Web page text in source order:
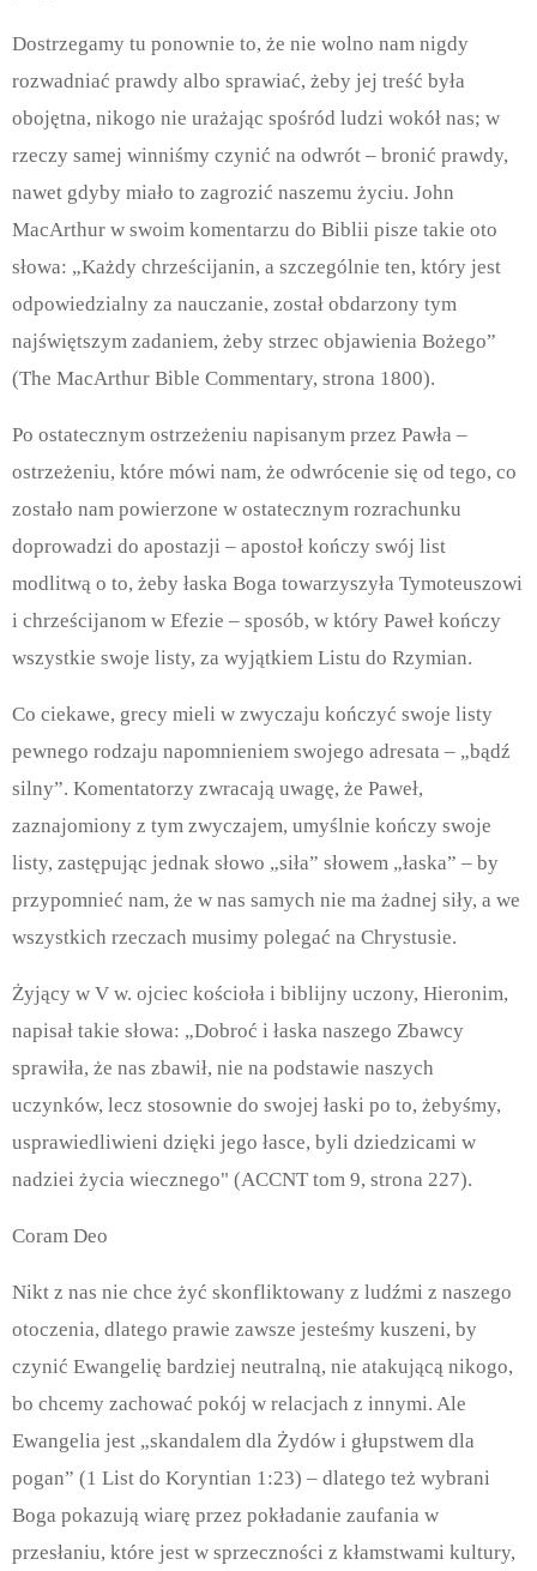
Dostrzegamy tu ponownie to, że nie wolno nam nigdy
rozwadniać prawdy albo sprawiać, żeby jej treść była
obojętna, nikogo nie urażając spośród ludzi wokół nas; w
rzeczy samej winniśmy czynić na odwrót – bronić prawdy,
nawet gdyby miało to zagrozić naszemu życiu. John
MacArthur w swoim komentarzu do Biblii pisze takie oto
słowa: „Każdy chrześcijanin, a szczególnie ten, który jest
odpowiedzialny za nauczanie, został obdarzony tym
najświętszym zadaniem, żeby strzec objawienia Bożego”
(The MacArthur Bible Commentary, strona 1800).
Po ostatecznym ostrzeżeniu napisanym przez Pawła –
ostrzeżeniu, które mówi nam, że odwrócenie się od tego, co
zostało nam powierzone w ostatecznym rozrachunku
doprowadzi do apostazji – apostoł kończy swój list
modlitwą o to, żeby łaska Boga towarzyszyła Tymoteuszowi
i chrześcijanom w Efezie – sposób, w który Paweł kończy
wszystkie swoje listy, za wyjątkiem Listu do Rzymian.
Co ciekawe, grecy mieli w zwyczaju kończyć swoje listy
pewnego rodzaju napomnieniem swojego adresata – „bądź
silny”. Komentatorzy zwracają uwagę, że Paweł,
zaznajomiony z tym zwyczajem, umyślnie kończy swoje
listy, zastępując jednak słowo „siła” słowem „łaska” – by
przypomnieć nam, że w nas samych nie ma żadnej siły, a we
wszystkich rzeczach musimy polegać na Chrystusie.
Żyjący w V w. ojciec kościoła i biblijny uczony, Hieronim,
napisał takie słowa: „Dobroć i łaska naszego Zbawcy
sprawiła, że nas zbawił, nie na podstawie naszych
uczynków, lecz stosownie do swojej łaski po to, żebyśmy,
usprawiedliwieni dzięki jego łasce, byli dziedzicami w
nadziei życia wiecznego" (ACCNT tom 9, strona 227).
Coram Deo
Nikt z nas nie chce żyć skonfliktowany z ludźmi z naszego
otoczenia, dlatego prawie zawsze jesteśmy kuszeni, by
czynić Ewangelię bardziej neutralną, nie atakującą nikogo,
bo chcemy zachować pokój w relacjach z innymi. Ale
Ewangelia jest „skandalem dla Żydów i głupstwem dla
pogan” (1 List do Koryntian 1:23) – dlatego też wybrani
Boga pokazują wiarę przez pokładanie zaufania w
przesłaniu, które jest w sprzeczności z kłamstwami kultury,